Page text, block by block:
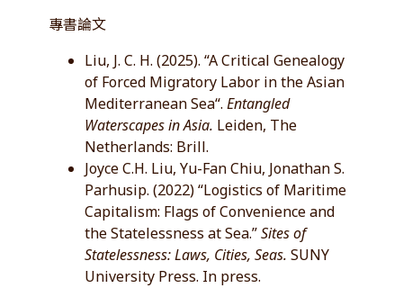
專書論文
Liu, J. C. H. (2025). “A Critical Genealogy
of Forced Migratory Labor in the Asian
Mediterranean Sea“. Entangled
Waterscapes in Asia. Leiden, The
Netherlands: Brill.
Joyce C.H. Liu, Yu-Fan Chiu, Jonathan S.
Parhusip. (2022) “Logistics of Maritime
Capitalism: Flags of Convenience and
the Statelessness at Sea.”Sites of
Statelessness: Laws, Cities, Seas. SUNY
University Press. In press.